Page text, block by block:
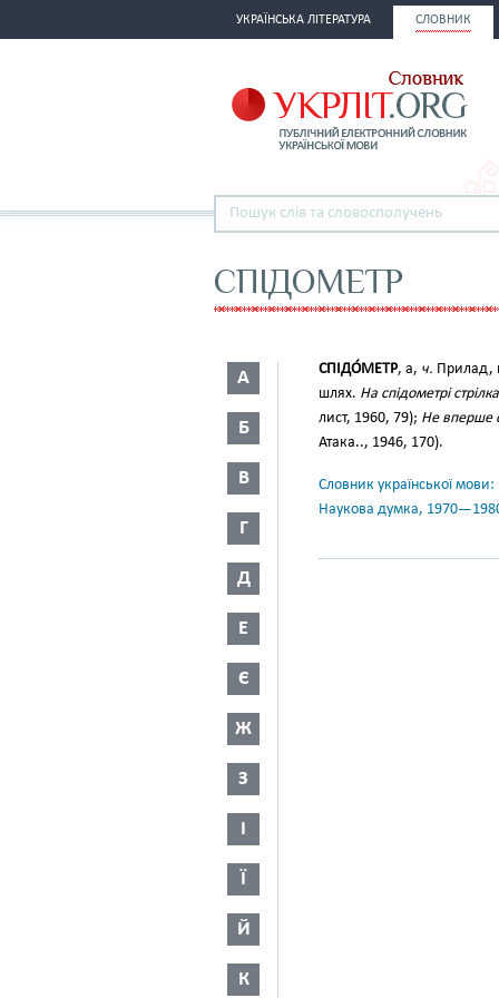
УКРАЇНСЬКА ЛІТЕРАТУРА СЛОВНИК
СПІДОМЕТР
А
Б
В
Г
Д
Е
Є
Ж
З
І
Ї
Й
К
СПІДО́МЕТР, а, ч. Прилад,
шлях. На спідометрі
лист, 1960, 79); Не вперше
Атака.., 1946, 170).
Словник української
Наукова думка,